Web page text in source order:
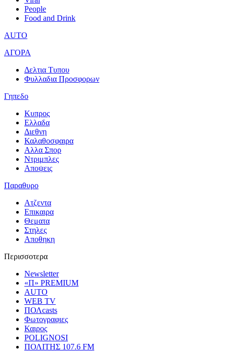
People
Food and Drink
AUTO
ΑΓΟΡΑ
Δελτια Τυπου
Φυλλαδια Προσφορων
Γηπεδο
Κυπρος
Ελλαδα
Διεθνη
Καλαθοσφαιρα
Αλλα Σπορ
Ντριμπλες
Αποψεις
Παραθυρο
Ατζεντα
Επικαιρα
Θεματα
Στηλες
Αποθηκη
Περισσοτερα
Newsletter
«Π» PREMIUM
AUTO
WEB TV
ΠΟΛcasts
Φωτογραφιες
Καιρος
POLIGNOSI
ΠΟΛΙΤΗΣ 107.6 FM